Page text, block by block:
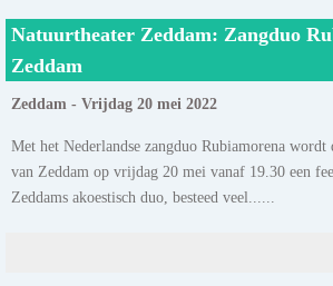
Natuurtheater Zeddam: Zangduo
Zeddam
Zeddam - Vrijdag 20 mei 2022
Met het Nederlandse zangduo Rubiamorena
van Zeddam op vrijdag 20 mei vanaf 19.30 een
Zeddams akoestisch duo, besteed veel......